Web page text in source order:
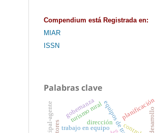
Compendium está Registrada en:
MIAR
ISSN
Palabras clave
trabajo en equipo
turismo rural planificación
dirección control
gobernanza